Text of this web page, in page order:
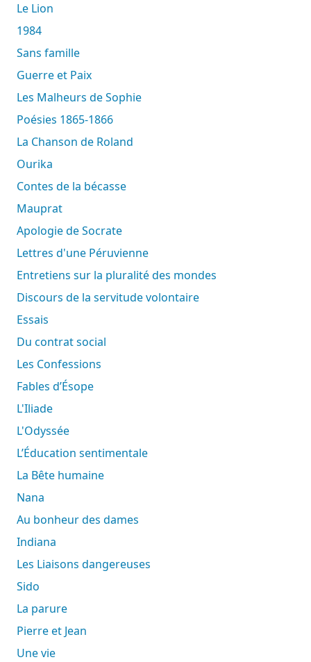
Le Lion
1984
Sans famille
Guerre et Paix
Les Malheurs de Sophie
Poésies 1865-1866
La Chanson de Roland
Ourika
Contes de la bécasse
Mauprat
Apologie de Socrate
Lettres d'une Péruvienne
Entretiens sur la pluralité des mondes
Discours de la servitude volontaire
Essais
Du contrat social
Les Confessions
Fables d’Ésope
L'Iliade
L'Odyssée
L’Éducation sentimentale
La Bête humaine
Nana
Au bonheur des dames
Indiana
Les Liaisons dangereuses
Sido
La parure
Pierre et Jean
Une vie